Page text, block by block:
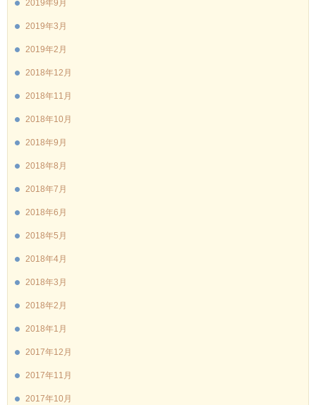
2019年9月
2019年3月
2019年2月
2018年12月
2018年11月
2018年10月
2018年9月
2018年8月
2018年7月
2018年6月
2018年5月
2018年4月
2018年3月
2018年2月
2018年1月
2017年12月
2017年11月
2017年10月